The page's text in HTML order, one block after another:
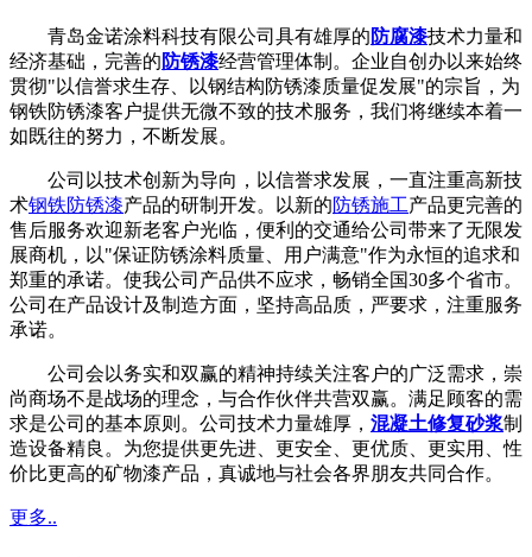
青岛金诺涂料科技有限公司具有雄厚的 防腐漆技术力量和
经济基础，完善的 防锈漆经营管理体制。企业自创办以来始终
贯彻"以信誉求生存、以钢结构防锈漆质量促发展"的宗旨，为
钢铁防锈漆客户提供无微不致的技术服务，我们将继续本着一
如既往的努力，不断发展。
公司以技术创新为导向，以信誉求发展，一直注重高新技
术钢铁防锈漆产品的研制开发。以新的防锈施工产品更完善的
售后服务欢迎新老客户光临，便利的交通给公司带来了无限发
展商机，以"保证防锈涂料质量、用户满意"作为永恒的追求和
郑重的承诺。使我公司产品供不应求，畅销全国30多个省市。
公司在产品设计及制造方面，坚持高品质，严要求，注重服务
承诺。
公司会以务实和双赢的精神持续关注客户的广泛需求，崇
尚商场不是战场的理念，与合作伙伴共营双赢。满足顾客的需
求是公司的基本原则。公司技术力量雄厚， 混凝土修复砂浆制
造设备精良。为您提供更先进、更安全、更优质、更实用、性
价比更高的矿物漆产品，真诚地与社会各界朋友共同合作。
更多..